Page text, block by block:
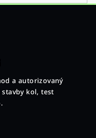
a autorizovaný
stavby kol, test